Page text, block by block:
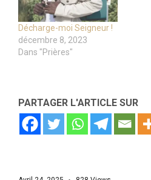
Décharge-moi Seigneur !
décembre 8, 2023
Dans "Prières"
PARTAGER L'ARTICLE SUR